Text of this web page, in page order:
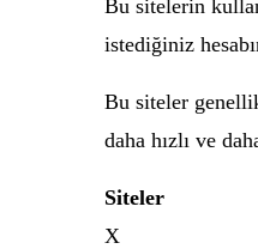
Bu sitelerin
istediğiniz
Bu siteler
daha hızlı ve
Siteler
X